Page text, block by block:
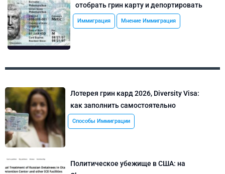
отобрать грин карту и депортировать
Иммиграция Мнение Иммиграция
Лотерея грин кард 2026, Diversity Visa:
как заполнить самостоятельно
Способы Иммиграции
Политическое убежище в США: на